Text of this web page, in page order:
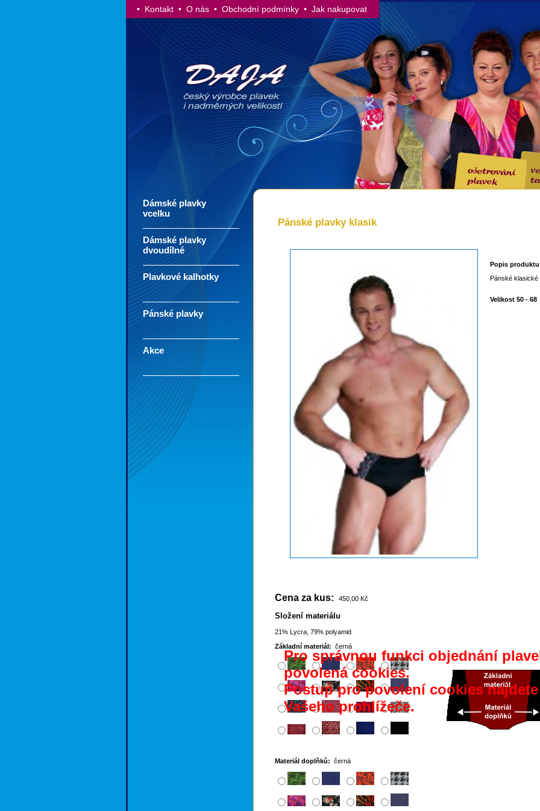
• Kontakt • O nás • Obchodní podmínky • Jak nakupovat
Dámské plavky
vcelku
Dámské plavky
dvoudílné
Plavkové kalhotky
Pánské plavky
Akce
Pánské plavky klasik
Popis
Pánské klasické
Velikost 50 - 68
Pro správnou funkci objednání
povolená cookies.
Postup pro povolení cookies
Vašeho prohlížeče.
Cena za kus: 450,00 Kč
Složení materiálu
21% Lycra, 79% polyamid
Základní materiál: černá
Materiál doplňků: černá